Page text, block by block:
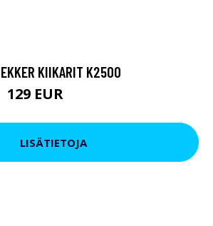
KIIKARIT K2500
129 EUR
LISÄTIETOJA